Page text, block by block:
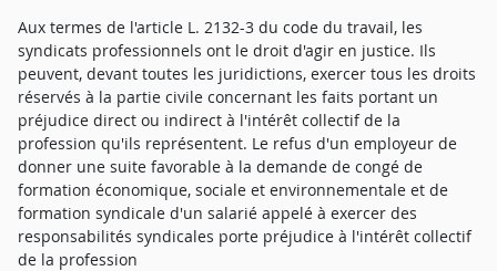
Aux termes de l'article L. 2132-3 du code du travail, les
syndicats professionnels ont le droit d'agir en justice. Ils
peuvent, devant toutes les juridictions, exercer tous les droits
réservés à la partie civile concernant les faits portant un
préjudice direct ou indirect à l'intérêt collectif de la
profession qu'ils représentent. Le refus d'un employeur de
donner une suite favorable à la demande de congé de
formation économique, sociale et environnementale et de
formation syndicale d'un salarié appelé à exercer des
responsabilités syndicales porte préjudice à l'intérêt collectif
de la profession